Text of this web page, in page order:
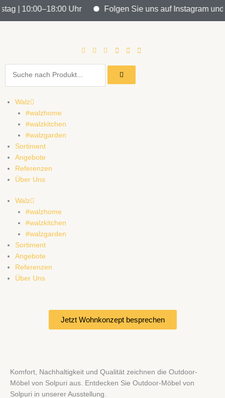
| 10:00–18:00 Uhr Folgen Sie uns auf Instagram und
Zum
Walz
#walzhome
#walzkitchen
#walzgarden
Sortiment
Angebote
Referenzen
Über Uns
Walz
#walzhome
#walzkitchen
#walzgarden
Sortiment
Angebote
Referenzen
Über Uns
Jetzt Wohnkonzept besprechen
Komfort, Nachhaltigkeit und Qualität zeichnen die Outdoor-
Möbel von Solpuri aus. Entdecken Sie Outdoor-Möbel von
Solpuri in unserer Ausstellung.